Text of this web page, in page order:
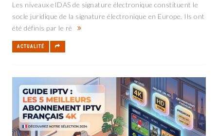
Les niveaux eIDAS de signature électronique constituent le
socle juridique de la signature électronique en Europe. Ils ont
été définis par le rè
ACTUALITÉ